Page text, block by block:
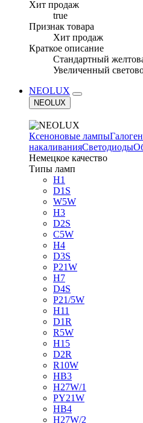
Хит продаж
true
Признак товара
Хит продаж
Краткое описание
Стандартный
Увеличенный
NEOLUX
NEOLUX
Ксеноновые лампы
накаливанияСветодиоды
Немецкое качество
Типы ламп
H1
D1S
W5W
H3
D2S
C5W
H4
D3S
P21W
H7
D4S
P21/5W
H11
D1R
R5W
H15
D2R
R10W
HB3
H27W/1
PY21W
HB4
H27W/2